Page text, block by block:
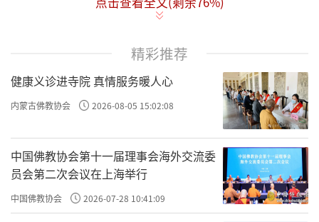
精彩推荐
健康义诊进寺院 真情服务暖人心
内蒙古佛教协会 2026-08-05 15:02:08
中国佛教协会第十一届理事会海外交流委
员会第二次会议在上海举行
中国佛教协会 2026-07-28 10:41:09